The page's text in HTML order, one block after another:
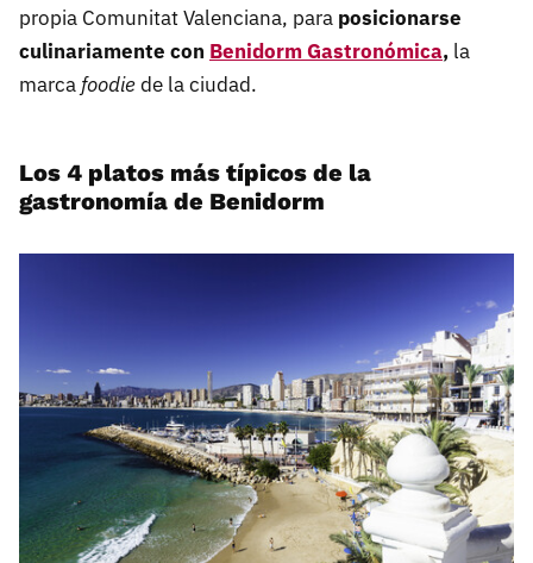
propia Comunitat Valenciana, para posicionarse
culinariamente con Benidorm Gastronómica, la
marca foodiede la ciudad.
Los 4 platos más típicos de la
gastronomía de Benidorm